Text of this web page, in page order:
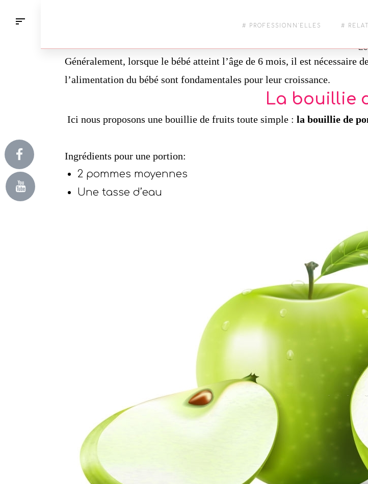
# PROFESSIONN'ELLES #
LA PREMIÈRE
Généralement, lorsque le bébé atteint l’âge de 6 mois, il est
l’alimentation du bébé sont fondamentales pour leur croissance.
La bouillie
Ici nous proposons une bouillie de fruits toute simple : la bouillie de
Ingrédients pour une portion:
2 pommes moyennes
Une tasse d’eau